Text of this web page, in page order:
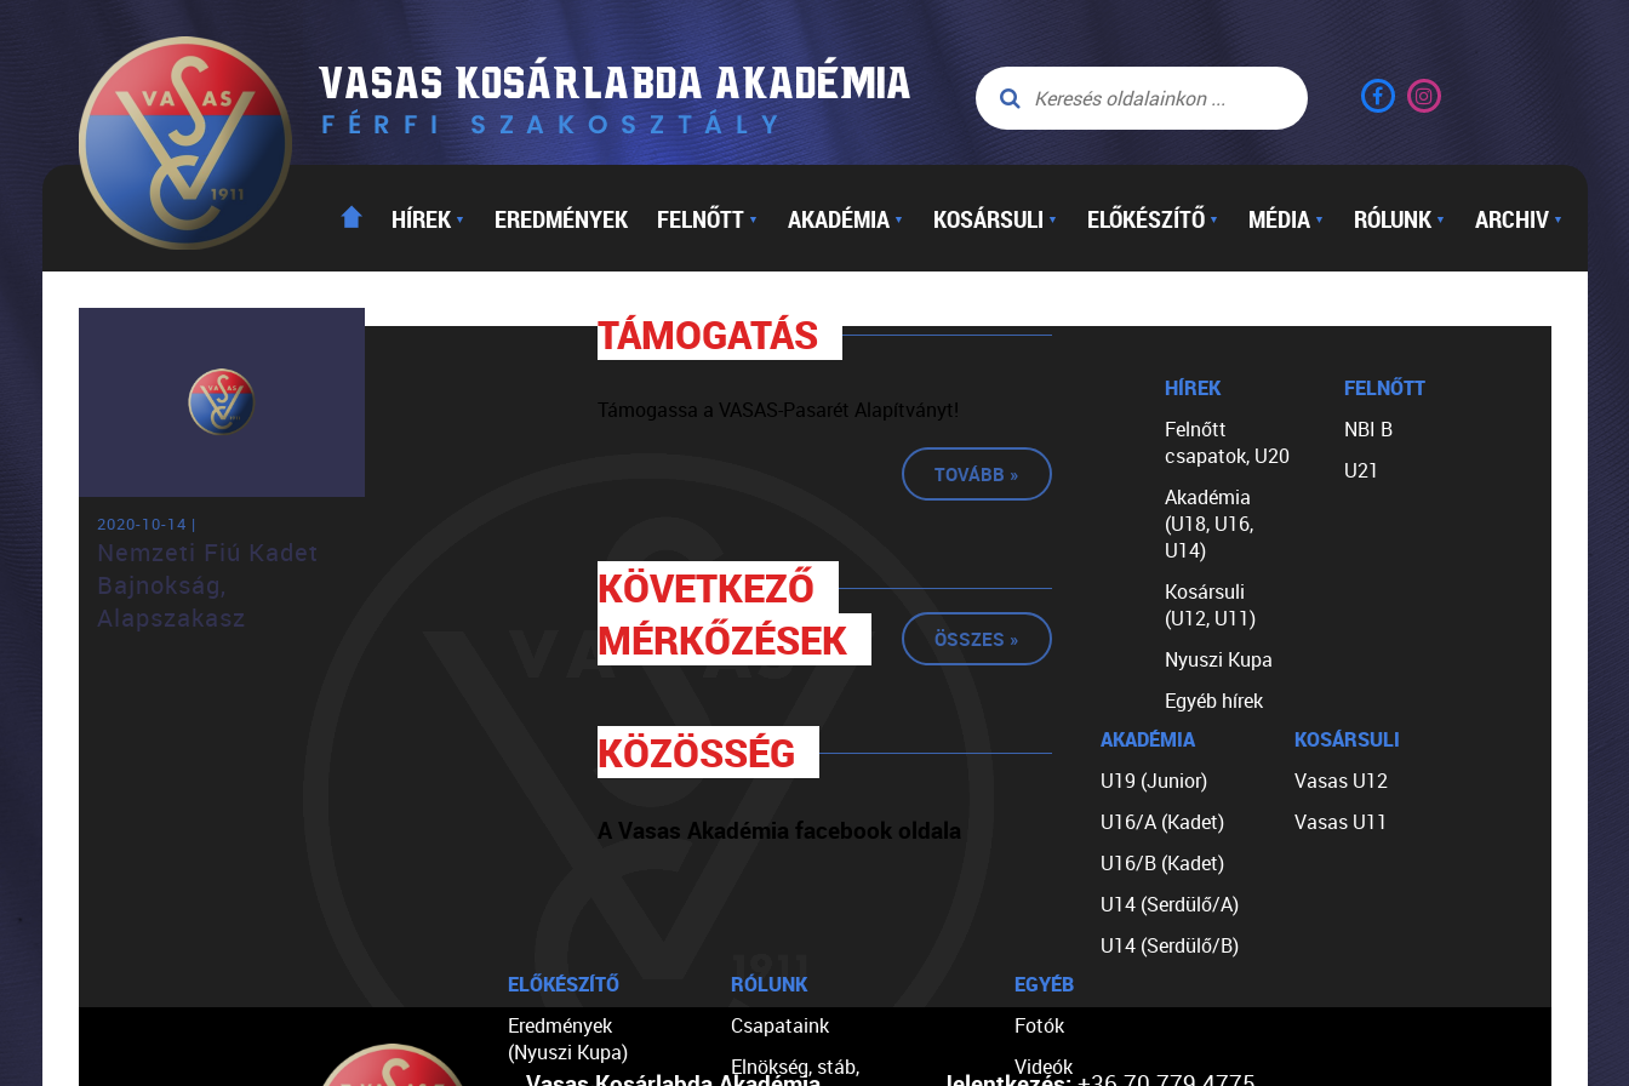
HÍREK ▼ EREDMÉNYEK FELNŐTT ▼ AKADÉMIA ▼ KOSÁRSULI ▼ ELŐKÉSZÍTŐ ▼ MÉDIA ▼ RÓLUNK ▼ ARCHIV ▼
2020-10-14 |
Nemzeti Fiú Kadet
Bajnokság,
Alapszakasz
TÁMOGATÁS
Támogassa a VASAS-Pasarét Alapítványt!
TOVÁBB »
KÖVETKEZŐ
MÉRKŐZÉSEK
ÖSSZES »
KÖZÖSSÉG
A Vasas Akadémia facebook oldala
HÍREK
Felnőtt
csapatok, U20
Akadémia
(U18, U16,
U14)
Kosársuli
(U12, U11)
Nyuszi Kupa
Egyéb hírek
FELNŐTT
NBI B
U21
AKADÉMIA
U19 (Junior)
U16/A (Kadet)
U16/B (Kadet)
U14 (Serdülő/A)
U14 (Serdülő/B)
KOSÁRSULI
Vasas U12
Vasas U11
ELŐKÉSZÍTŐ
Eredmények
(Nyuszi Kupa)
RÓLUNK
Csapataink
Elnökség, stáb,
EGYÉB
Fotók
Videók